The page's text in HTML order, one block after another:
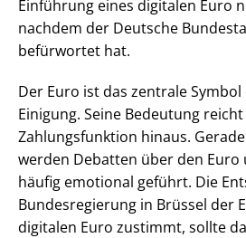
Einführung eines digitalen Euro
nachdem der Deutsche
befürwortet hat.
Der Euro ist das zentrale
Einigung. Seine Bedeutung
Zahlungsfunktion hinaus.
werden Debatten über den Euro
häufig emotional geführt. Die
Bundesregierung in Brüssel der
digitalen Euro zustimmt, sollte